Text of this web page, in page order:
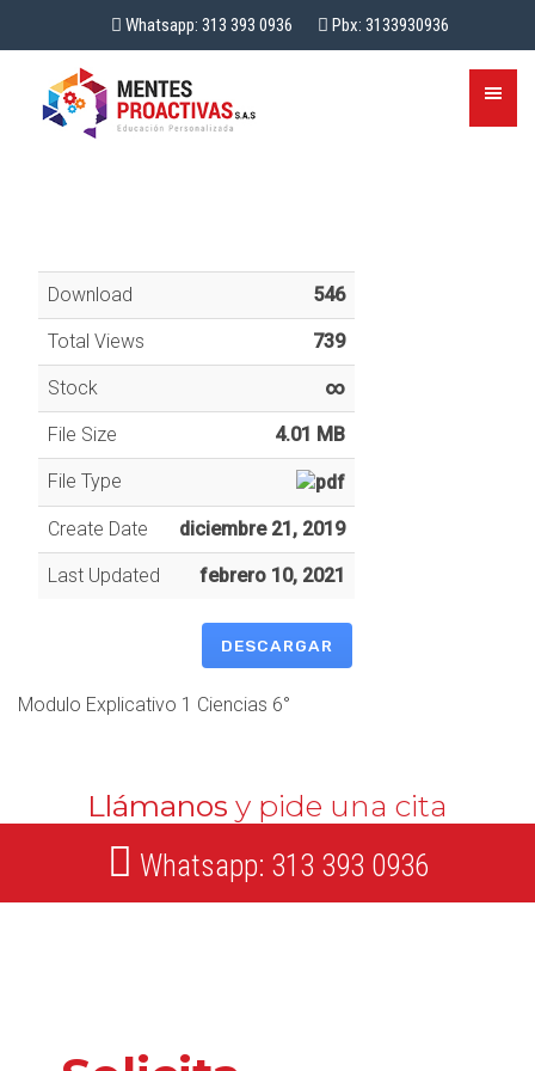
Whatsapp: 313 393 0936 Pbx: 3133930936
Download 546
Total Views 739
Stock ∞
File Size 4.01 MB
File Type
Create Date diciembre 21, 2019
Last Updated febrero 10, 2021
DESCARGAR
Modulo Explicativo 1 Ciencias 6°
Llámanos y pide una cita
Whatsapp: 313 393 0936